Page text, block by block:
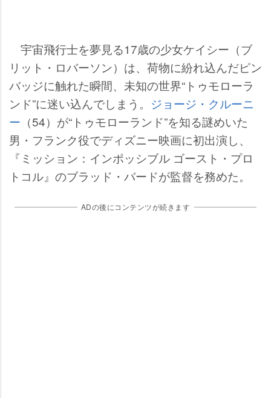
宇宙飛行士を夢見る17歳の少女ケイシー（ブ
リット・ロバーソン）は、荷物に紛れ込んだピン
バッジに触れた瞬間、未知の世界“トゥモローラ
ンド”に迷い込んでしまう。 ジョージ・クルーニ
ー （54）が“トゥモローランド”を知る謎めいた
男・フランク役でディズニー映画に初出演し、
『ミッション：インポッシブル ゴースト・プロ
トコル』のブラッド・バードが監督を務めた。
ADの後にコンテンツが続きます